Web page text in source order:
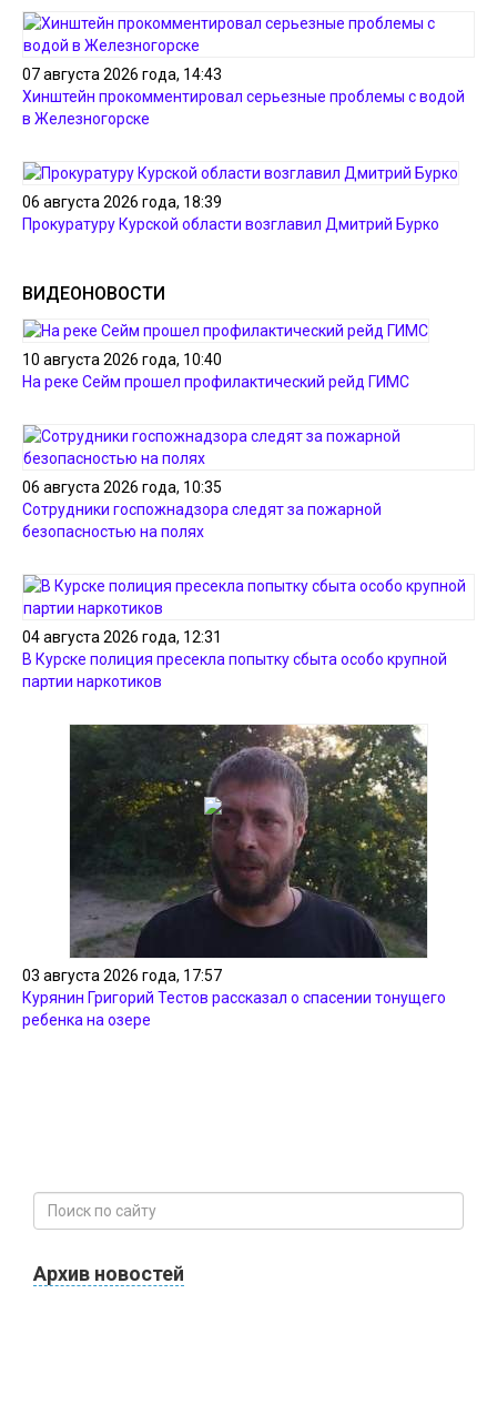
07 августа 2026 года, 14:43
Хинштейн прокомментировал серьезные проблемы с водой
в Железногорске
06 августа 2026 года, 18:39
Прокуратуру Курской области возглавил Дмитрий Бурко
ВИДЕОНОВОСТИ
10 августа 2026 года, 10:40
На реке Сейм прошел профилактический рейд ГИМС
06 августа 2026 года, 10:35
Сотрудники госпожнадзора следят за пожарной
безопасностью на полях
04 августа 2026 года, 12:31
В Курске полиция пресекла попытку сбыта особо крупной
партии наркотиков
03 августа 2026 года, 17:57
Курянин Григорий Тестов рассказал о спасении тонущего
ребенка на озере
Архив новостей